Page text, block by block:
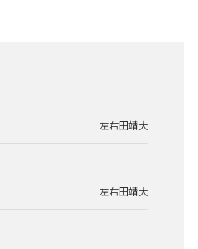
左右田靖大
左右田靖大